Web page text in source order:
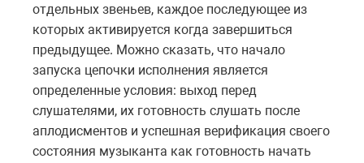
отдельных звеньев, каждое последующее из
которых активируется когда завершиться
предыдущее. Можно сказать, что начало
запуска цепочки исполнения является
определенные условия: выход перед
слушателями, их готовность слушать после
аплодисментов и успешная верификация своего
состояния музыканта как готовность начать